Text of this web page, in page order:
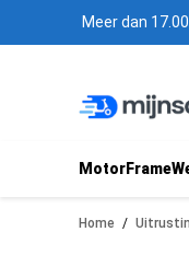
Meer dan
MotorFrame
Home /